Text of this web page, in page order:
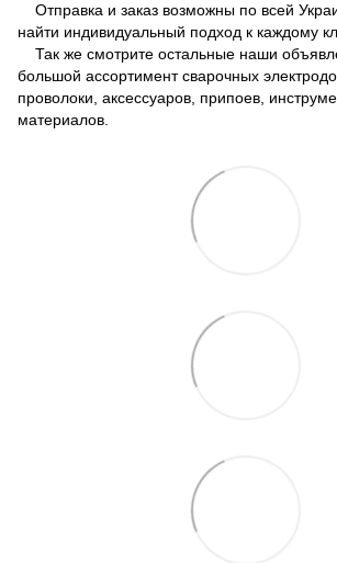
Отправка и заказ возможны по всей
найти индивидуальный подход к каждому
Так же смотрите остальные наши
большой ассортимент сварочных
проволоки, аксессуаров, припоев,
материалов.